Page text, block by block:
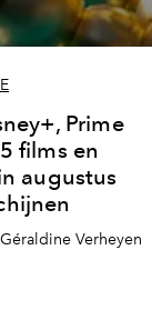
Prime
films en
augustus
Verheyen